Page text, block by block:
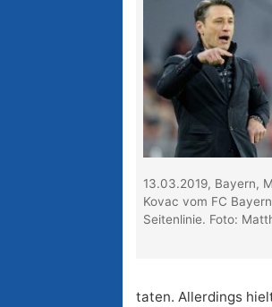
13.03.2019, Bayern,
Kovac vom FC
Seitenlinie. Foto:
taten. Allerdings